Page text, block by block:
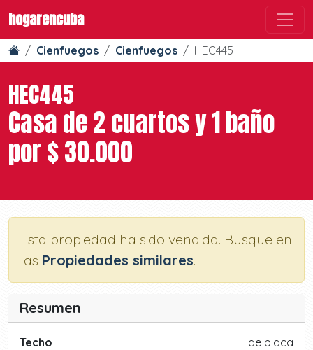
hogarencuba
Cienfuegos Cienfuegos HEC445
HEC445
Casa de 2 cuartos y 1 baño
por $ 30.000
Esta propiedad ha sido vendida. Busque en
las Propiedades similares.
Resumen
Techo
de placa